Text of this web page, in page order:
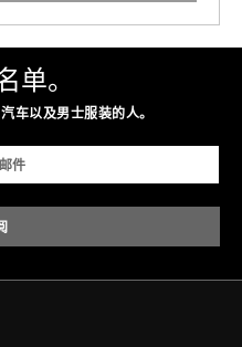
单。
车以及男士服装的人。